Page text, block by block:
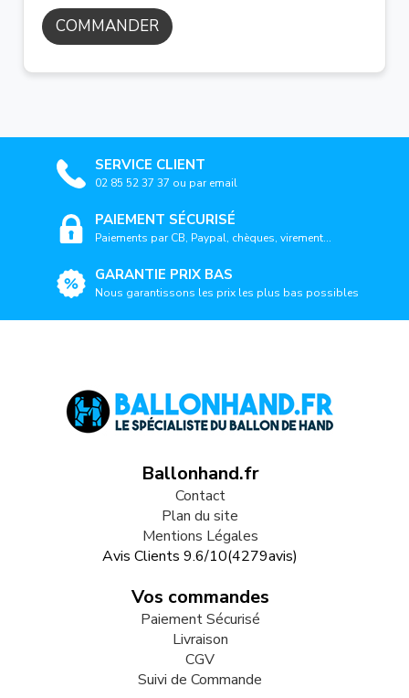
COMMANDER
SERVICE CLIENT
02 85 52 37 37 ou par email
PAIEMENT SÉCURISÉ
Paiements par CB, Paypal, chèques, virement...
GARANTIE PRIX BAS
Nous garantissons les prix les plus bas possibles
Ballonhand.fr
Contact
Plan du site
Mentions Légales
Avis Clients 9.6/10(4279avis)
Vos commandes
Paiement Sécurisé
Livraison
CGV
Suivi de Commande